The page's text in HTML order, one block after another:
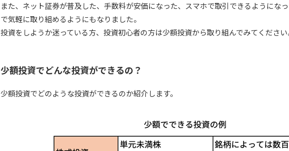
また、ネット証券が普及した、手数料が安価になった、スマホで取引できるようにな
で気軽に取り組めるようにもなりました。
投資をしようか迷っている方、投資初心者の方は少額投資から取り組んでみてください
少額投資でどんな投資ができるの？
少額投資でどのような投資ができるのか紹介します。